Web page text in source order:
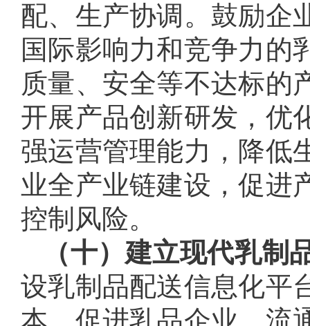
配、生产协调。鼓励企
国际影响力和竞争力的
质量、安全等不达标的
开展产品创新研发，优
强运营管理能力，降低
业全产业链建设，促进
控制风险。
（十）建立现代乳制
设乳制品配送信息化平